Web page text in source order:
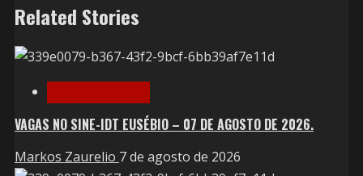
Related Stories
VAGAS NO SINE-IDT EUSÉBIO – 07 DE AGOSTO DE 2026.
Markos Zaurelio 7 de agosto de 2026